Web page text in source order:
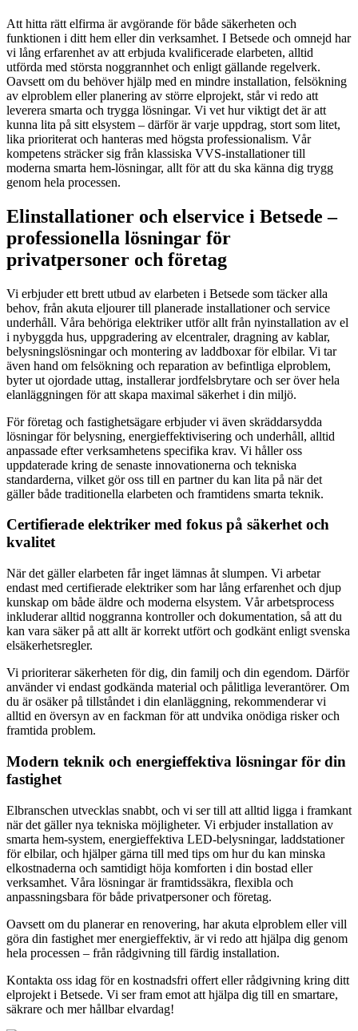
Att hitta rätt elfirma är avgörande för både säkerheten och
funktionen i ditt hem eller din verksamhet. I Betsede och omnejd har
vi lång erfarenhet av att erbjuda kvalificerade elarbeten, alltid
utförda med största noggrannhet och enligt gällande regelverk.
Oavsett om du behöver hjälp med en mindre installation, felsökning
av elproblem eller planering av större elprojekt, står vi redo att
leverera smarta och trygga lösningar. Vi vet hur viktigt det är att
kunna lita på sitt elsystem – därför är varje uppdrag, stort som litet,
lika prioriterat och hanteras med högsta professionalism. Vår
kompetens sträcker sig från klassiska VVS-installationer till
moderna smarta hem-lösningar, allt för att du ska känna dig trygg
genom hela processen.
Elinstallationer och elservice i Betsede –
professionella lösningar för
privatpersoner och företag
Vi erbjuder ett brett utbud av elarbeten i Betsede som täcker alla
behov, från akuta eljourer till planerade installationer och service
underhåll. Våra behöriga elektriker utför allt från nyinstallation av el
i nybyggda hus, uppgradering av elcentraler, dragning av kablar,
belysningslösningar och montering av laddboxar för elbilar. Vi tar
även hand om felsökning och reparation av befintliga elproblem,
byter ut ojordade uttag, installerar jordfelsbrytare och ser över hela
elanläggningen för att skapa maximal säkerhet i din miljö.
För företag och fastighetsägare erbjuder vi även skräddarsydda
lösningar för belysning, energieffektivisering och underhåll, alltid
anpassade efter verksamhetens specifika krav. Vi håller oss
uppdaterade kring de senaste innovationerna och tekniska
standarderna, vilket gör oss till en partner du kan lita på när det
gäller både traditionella elarbeten och framtidens smarta teknik.
Certifierade elektriker med fokus på säkerhet och
kvalitet
När det gäller elarbeten får inget lämnas åt slumpen. Vi arbetar
endast med certifierade elektriker som har lång erfarenhet och djup
kunskap om både äldre och moderna elsystem. Vår arbetsprocess
inkluderar alltid noggranna kontroller och dokumentation, så att du
kan vara säker på att allt är korrekt utfört och godkänt enligt svenska
elsäkerhetsregler.
Vi prioriterar säkerheten för dig, din familj och din egendom. Därför
använder vi endast godkända material och pålitliga leverantörer. Om
du är osäker på tillståndet i din elanläggning, rekommenderar vi
alltid en översyn av en fackman för att undvika onödiga risker och
framtida problem.
Modern teknik och energieffektiva lösningar för din
fastighet
Elbranschen utvecklas snabbt, och vi ser till att alltid ligga i framkant
när det gäller nya tekniska möjligheter. Vi erbjuder installation av
smarta hem-system, energieffektiva LED-belysningar, laddstationer
för elbilar, och hjälper gärna till med tips om hur du kan minska
elkostnaderna och samtidigt höja komforten i din bostad eller
verksamhet. Våra lösningar är framtidssäkra, flexibla och
anpassningsbara för både privatpersoner och företag.
Oavsett om du planerar en renovering, har akuta elproblem eller vill
göra din fastighet mer energieffektiv, är vi redo att hjälpa dig genom
hela processen – från rådgivning till färdig installation.
Kontakta oss idag för en kostnadsfri offert eller rådgivning kring ditt
elprojekt i Betsede. Vi ser fram emot att hjälpa dig till en smartare,
säkrare och mer hållbar elvardag!